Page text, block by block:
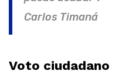
Carlos Timaná
Voto ciudadano